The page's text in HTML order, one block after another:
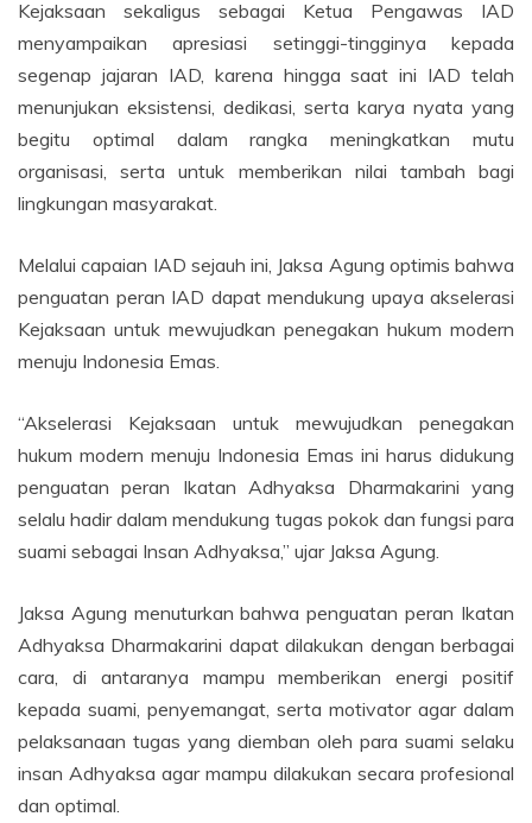
Kejaksaan sekaligus sebagai Ketua Pengawas IAD
menyampaikan apresiasi setinggi-tingginya kepada
segenap jajaran IAD, karena hingga saat ini IAD telah
menunjukan eksistensi, dedikasi, serta karya nyata yang
begitu optimal dalam rangka meningkatkan mutu
organisasi, serta untuk memberikan nilai tambah bagi
lingkungan masyarakat.
Melalui capaian IAD sejauh ini, Jaksa Agung optimis bahwa
penguatan peran IAD dapat mendukung upaya akselerasi
Kejaksaan untuk mewujudkan penegakan hukum modern
menuju Indonesia Emas.
“Akselerasi Kejaksaan untuk mewujudkan penegakan
hukum modern menuju Indonesia Emas ini harus didukung
penguatan peran Ikatan Adhyaksa Dharmakarini yang
selalu hadir dalam mendukung tugas pokok dan fungsi para
suami sebagai Insan Adhyaksa,” ujar Jaksa Agung.
Jaksa Agung menuturkan bahwa penguatan peran Ikatan
Adhyaksa Dharmakarini dapat dilakukan dengan berbagai
cara, di antaranya mampu memberikan energi positif
kepada suami, penyemangat, serta motivator agar dalam
pelaksanaan tugas yang diemban oleh para suami selaku
insan Adhyaksa agar mampu dilakukan secara profesional
dan optimal.